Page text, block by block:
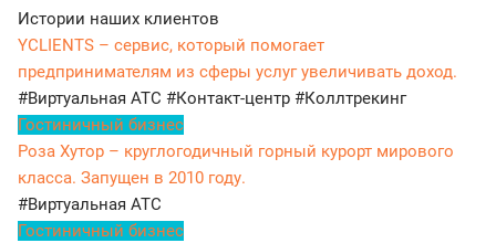
Истории наших клиентов
YCLIENTS – сервис, который помогает
предпринимателям из сферы услуг увеличивать доход.
#Виртуальная АТС #Контакт-центр #Коллтрекинг
Гостиничный бизнес
Роза Хутор – круглогодичный горный курорт мирового
класса. Запущен в 2010 году.
#Виртуальная АТС
Гостиничный бизнес